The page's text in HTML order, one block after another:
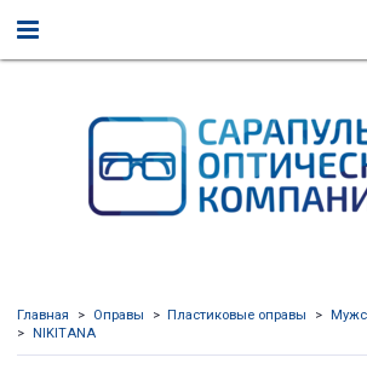
Главная Оправы Пластиковые оправы
NIKITANA